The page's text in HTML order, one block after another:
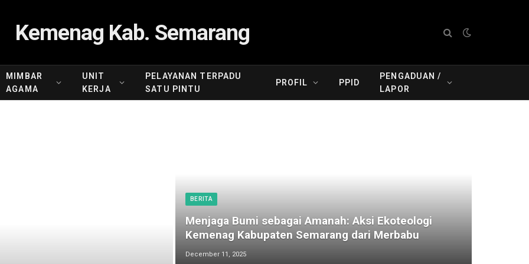
Kemenag Kab. Semarang
MIMBAR
AGAMA
UNIT
KERJA
PELAYANAN TERPADU
SATU PINTU
PROFIL PPID
PENGADUAN /
LAPOR
BERITA
Menjaga Bumi sebagai Amanah: Aksi Ekoteologi
Kemenag Kabupaten Semarang dari Merbabu
December 11, 2025